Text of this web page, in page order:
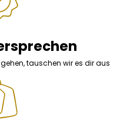
tauschen wir es dir aus